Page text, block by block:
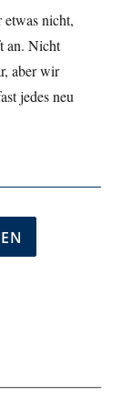
etwas nicht,
an. Nicht
aber wir
jedes neu